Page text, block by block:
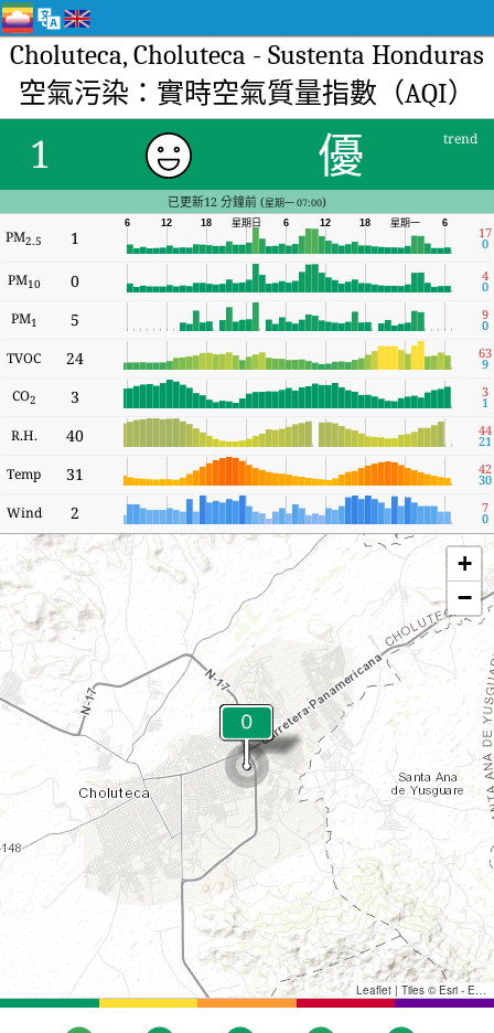
Choluteca, Choluteca - Sustenta Honduras
空氣污染：實時空氣質量指數（AQI）
1 優 trend
已更新12 分鐘前 (星期一 07:00)
PM2.5 1
6
星期一
18
12
6
星期日
18
12
6
17
0
PM10 0 4
0
PM1 5 9
0
TVOC 24 63
9
CO2 3 3
1
R.H. 40 44
21
Temp 31 42
30
Wind 2 7
0
+
−
Leaflet | Tiles © Esri - Esri, DeLorme, NAVTEQ, TomTom, Intermap, iPC, USGS, FAO, NPS, NRCAN, GeoBase, Kadaster NL, Ordnance Survey, Esri Japan, METI, Esri China (Hong Kong), and the GIS User Community